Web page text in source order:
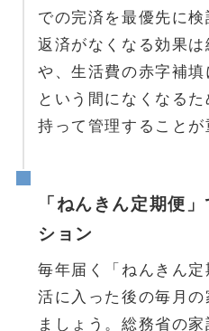
での完済を最優先に
返済がなくなる効果
や、生活費の赤字補
という間になくなる
持って管理することが
「ねんきん定期便
ション
毎年届く「ねんきん
活に入った後の毎月
ましょう。総務省の